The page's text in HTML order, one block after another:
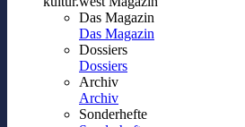
Das Magazin
Das Magazin
Dossiers
Dossiers
Archiv
Archiv
Sonderhefte